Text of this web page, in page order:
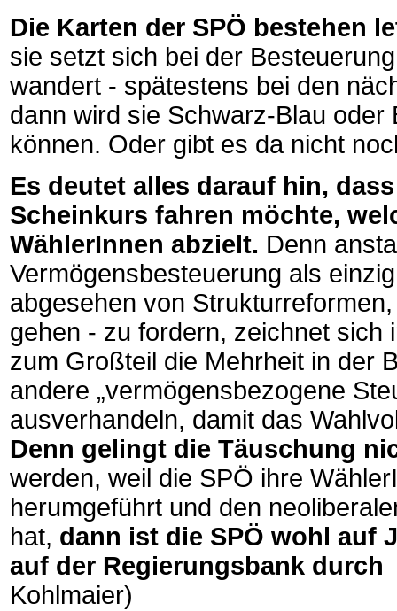
Die Karten der SPÖ bestehen
sie setzt sich bei der
wandert - spätestens bei den
dann wird sie Schwarz-Blau
können. Oder gibt es da nicht
Es deutet alles darauf hin,
Scheinkurs fahren möchte,
WählerInnen abzielt. Denn
Vermögensbesteuerung als
abgesehen von
gehen - zu fordern, zeichnet
zum Großteil die Mehrheit in der
andere „vermögensbezogene
ausverhandeln, damit das
Denn gelingt die Täuschung
werden, weil die SPÖ ihre
herumgeführt und den
hat, dann ist die SPÖ wohl auf
auf der Regierungsbank
Kohlmaier)